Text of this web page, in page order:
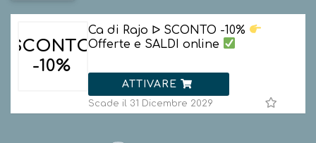
SCONTO
-10%
Ca di Rajo ᐅ SCONTO -10%
Offerte e SALDI online
ATTIVARE
Scade il 31 Dicembre 2029